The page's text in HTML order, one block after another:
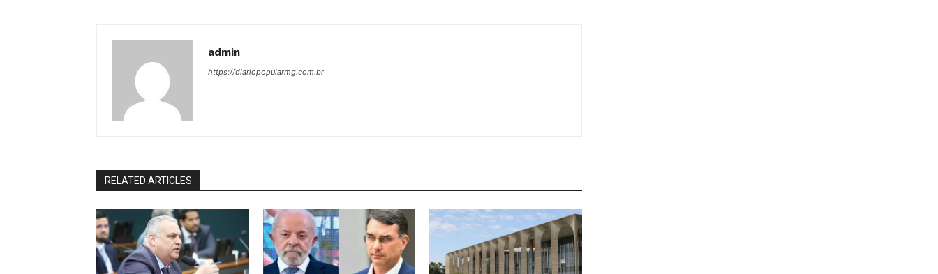
admin
https://diariopopularmg.com.br
RELATED ARTICLES